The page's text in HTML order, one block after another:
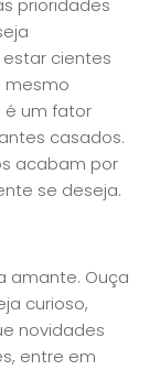
prioridades
cientes
mesmo
é um fator
casados.
acabam por
se deseja.
amante. Ouça
curioso,
novidades
entre em